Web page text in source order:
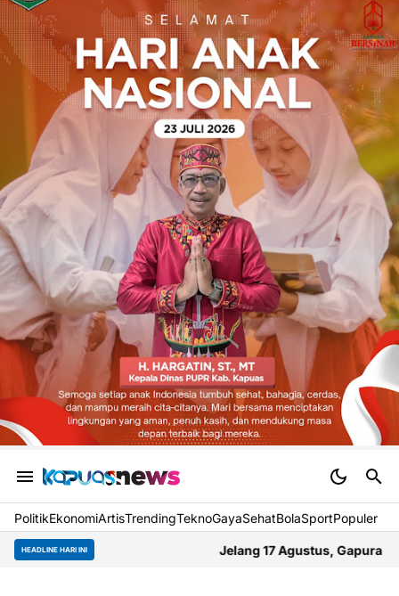
PolitikEkonomiArtisTrendingTeknoGayaSehatBolaSportPopuler
HEADLINE HARI INIJelang 17 Agustus, Gapura Gang Abadi Selat